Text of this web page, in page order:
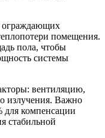
ограждающих
помещения.
пола, чтобы
системы
вентиляцию,
излучения. Важно
для компенсации
стабильной